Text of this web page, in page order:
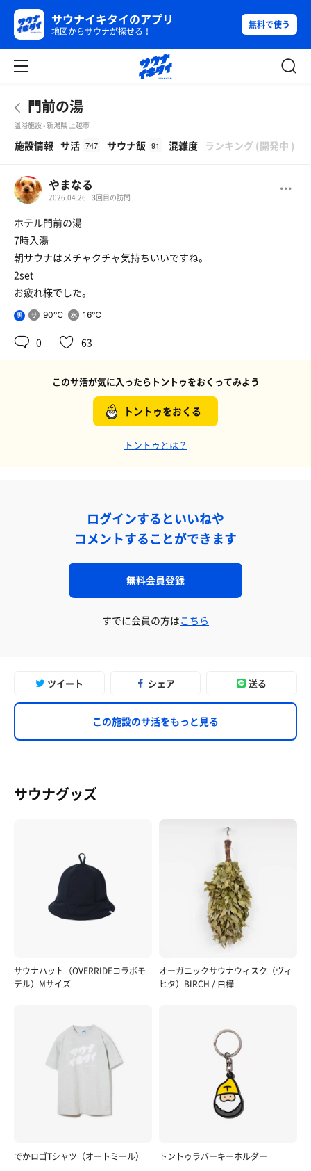
サウナイキタイのアプリ
地図からサウナが探せる！
無料で使う
門前の湯
温浴施設 - 新潟県 上越市
施設情報 サ活 747 サウナ飯 91 混雑度 ランキング (開発中 )
やまなる
2026.04.26 3回目の訪問
ホテル門前の湯
7時入湯
朝サウナはメチャクチャ気持ちいいですね。
2set
お疲れ様でした。
男 90℃ 16℃
0 63
このサ活が気に入ったらトントゥをおくってみよう
トントゥをおくる
トントゥとは？
ログインするといいねや
コメントすることができます
無料会員登録
すでに会員の方はこちら
ツイート シェア 送る
この施設のサ活をもっと見る
サウナグッズ
サウナハット（OVERRIDEコラボモ
デル）Mサイズ
オーガニックサウナウィスク（ヴィ
ヒタ）BIRCH / 白樺
でかロゴTシャツ（オートミール） トントゥラバーキーホルダー